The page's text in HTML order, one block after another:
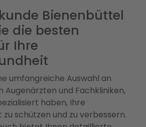
Bienenbüttel
die besten
Ihre
umfangreiche Auswahl an
Augenärzten und Fachkliniken,
haben, Ihre
zu schützen und zu verbessern.